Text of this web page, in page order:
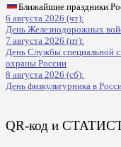
Ближайшие праздники
6 августа 2026 (чт):
День Железнодорожных
7 августа 2026 (пт):
День Службы специальной
охраны России
8 августа 2026 (сб):
День физкультурника в
QR-код и